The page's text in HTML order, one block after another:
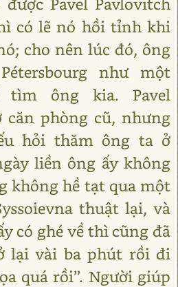
có lẽ nó hồi tỉnh khi
cho nên lúc đó, ông
như một
tìm ông kia. Pavel
căn phòng cũ, nhưng
hỏi thăm ông ta ở
liền ông ấy không
không hề tạt qua một
thuật lại, và
có ghé về thì cũng đã
lại vài ba phút rồi đi
quá rồi’’. Người giúp